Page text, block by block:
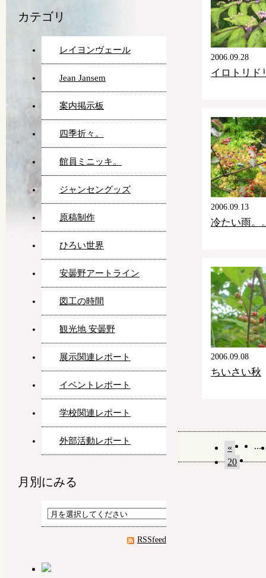
カテゴリ
レイヨンヴェール
Jean Jansem
案内掲示板
四季折々。
館員ミニッキ。
ジャンセングッズ
原稿制作
ひろい世界
安曇野アートライン
図工の時間
観光地 安曇野
展示関連レポート
イベントレポート
学校関連レポート
外部活動レポート
月別にみる
RSSfeed
2006.09.28
イロトリド
2006.09.13
冷たい雨。
2006.09.08
ちいさい秋
«
...
20